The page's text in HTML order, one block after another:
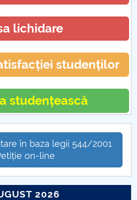
lichidare
studenților
studențească
în baza legii 544/2001
on-line
2026